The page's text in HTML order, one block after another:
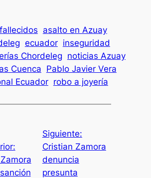
asalto en Azuay
ecuador inseguridad
Chordeleg
noticias Azuay
Cuenca Pablo Javier Vera
Ecuador robo a joyería
Siguiente:
Cristian Zamora
denuncia
presunta